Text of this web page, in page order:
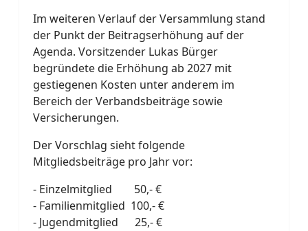
Im weiteren Verlauf der Versammlung stand
der Punkt der Beitragserhöhung auf der
Agenda. Vorsitzender Lukas Bürger
begründete die Erhöhung ab 2027 mit
gestiegenen Kosten unter anderem im
Bereich der Verbandsbeiträge sowie
Versicherungen.
Der Vorschlag sieht folgende
Mitgliedsbeiträge pro Jahr vor:
- Einzelmitglied 50,- €
- Familienmitglied 100,- €
- Jugendmitglied 25,- €